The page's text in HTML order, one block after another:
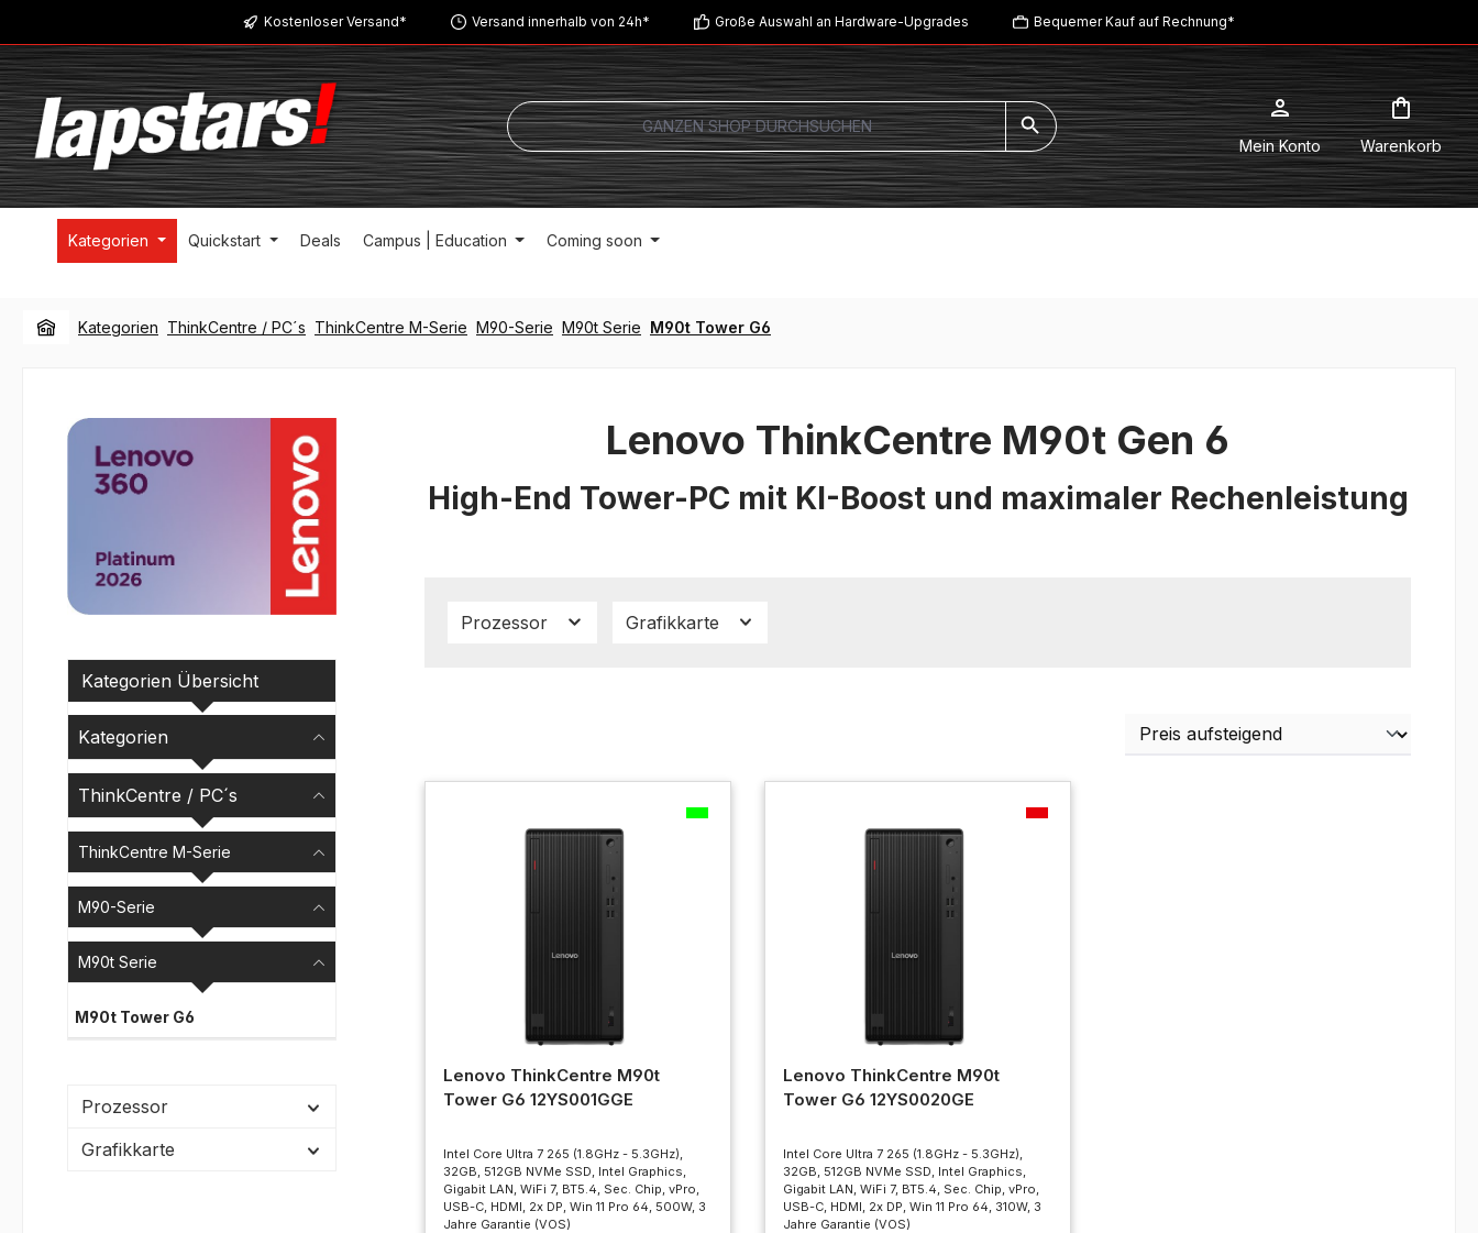
Zur Hauptnavigation springenKostenloser Versand* Versand innerhalb von 24h* Große Auswahl an Hardware-Upgrades Bequemer Kauf auf Rechnung*
Mein Konto Warenkorb
Kategorien Quickstart Deals Campus | Education Coming soon
Kategorien ThinkCentre / PC´s ThinkCentre M-Serie M90-Serie M90t Serie M90t Tower G6
Kategorien Übersicht
Kategorien
ThinkCentre / PC´s
ThinkCentre M-Serie
M90-Serie
M90t Serie
M90t Tower G6
Prozessor
Grafikkarte
Lenovo ThinkCentre M90t Gen 6
High-End Tower-PC mit KI-Boost und maximaler Rechenleistung
Prozessor Grafikkarte
Lenovo ThinkCentre M90t
Tower G6 12YS001GGE
Intel Core Ultra 7 265 (1.8GHz - 5.3GHz),
32GB, 512GB NVMe SSD, Intel Graphics,
Gigabit LAN, WiFi 7, BT5.4, Sec. Chip, vPro,
USB-C, HDMI, 2x DP, Win 11 Pro 64, 500W, 3
Jahre Garantie (VOS)
Lenovo ThinkCentre M90t
Tower G6 12YS0020GE
Intel Core Ultra 7 265 (1.8GHz - 5.3GHz),
32GB, 512GB NVMe SSD, Intel Graphics,
Gigabit LAN, WiFi 7, BT5.4, Sec. Chip, vPro,
USB-C, HDMI, 2x DP, Win 11 Pro 64, 310W, 3
Jahre Garantie (VOS)